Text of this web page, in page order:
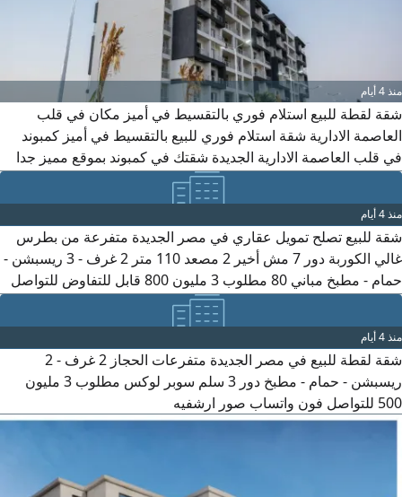
منذ 4 أيام
شقة لقطة للبيع استلام فوري بالتقسيط في أميز مكان في قلب
العاصمة الادارية شقة استلام فوري للبيع بالتقسيط في أميز كمبوند
في قلب العاصمة الادارية الجديدة شقتك في كمبوند بموقع مميز جدا
بالقرب من البرج الأيقوني والنهر الاخضر دقائق من الحي الحكومي
شقتك وسط كمبوند متكامل الخدمات كل الخدمات أل هتحتاجها أنت
وأسرتك وفرنه الك من من (حمامات سباحة - مساحات خضراء -
سيتيتنج أريا - تراك للعجل والجري - ملاعب بادل
منذ 4 أيام
شقة للبيع تصلح تمويل عقاري في مصر الجديدة متفرعة من بطرس
غالي الكوربة دور 7 مش أخير 2 مصعد 110 متر 2 غرف - 3 ريسبشن -
حمام - مطبخ مباني 80 مطلوب 3 مليون 800 قابل للتفاوض للتواصل
فون واتساب صور ارشفيه
منذ 4 أيام
شقة لقطة للبيع في مصر الجديدة متفرعات الحجاز 2 غرف - 2
ريسبشن - حمام - مطبخ دور 3 سلم سوبر لوكس مطلوب 3 مليون
500 للتواصل فون واتساب صور ارشفيه